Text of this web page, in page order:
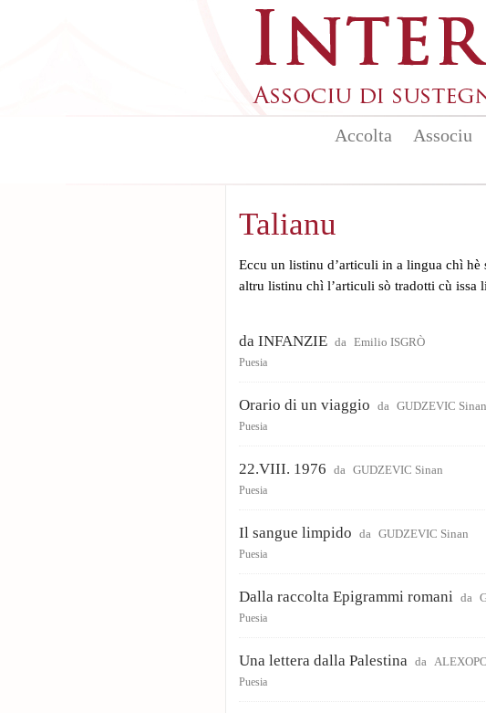
Accolta Associu
Talianu
Eccu un listinu d’articuli in a lingua chì
altru listinu chì l’articuli sò tradotti cù issa
da INFANZIE da Emilio ISGRÒ
Puesia
Orario di un viaggio da GUDZEVIC Sinan
Puesia
22.VIII. 1976 da GUDZEVIC Sinan
Puesia
Il sangue limpido da GUDZEVIC Sinan
Puesia
Dalla raccolta Epigrammi romani da
Puesia
Una lettera dalla Palestina da
Puesia